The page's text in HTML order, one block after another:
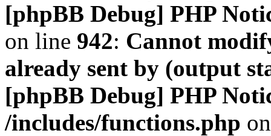
[phpBB Debug] PHP
on line 942: Cannot
already sent by (output
[phpBB Debug] PHP
/includes/functions.php